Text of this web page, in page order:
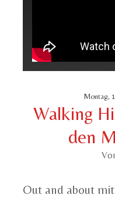
Montag,
Walking
den
Out and about